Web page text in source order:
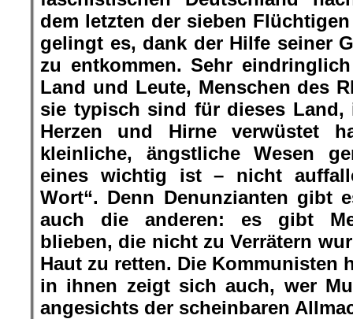
dem letzten der sieben
gelingt es, dank der Hilfe seiner
zu entkommen. Sehr
Land und Leute, Menschen des
sie typisch sind für dieses Land,
Herzen und Hirne verwüstet
kleinliche, ängstliche Wesen
eines wichtig ist – nicht
Wort“. Denn Denunzianten gibt
auch die anderen: es gibt
blieben, die nicht zu Verrätern
Haut zu retten. Die Kommunisten
in ihnen zeigt sich auch, wer
angesichts der scheinbaren